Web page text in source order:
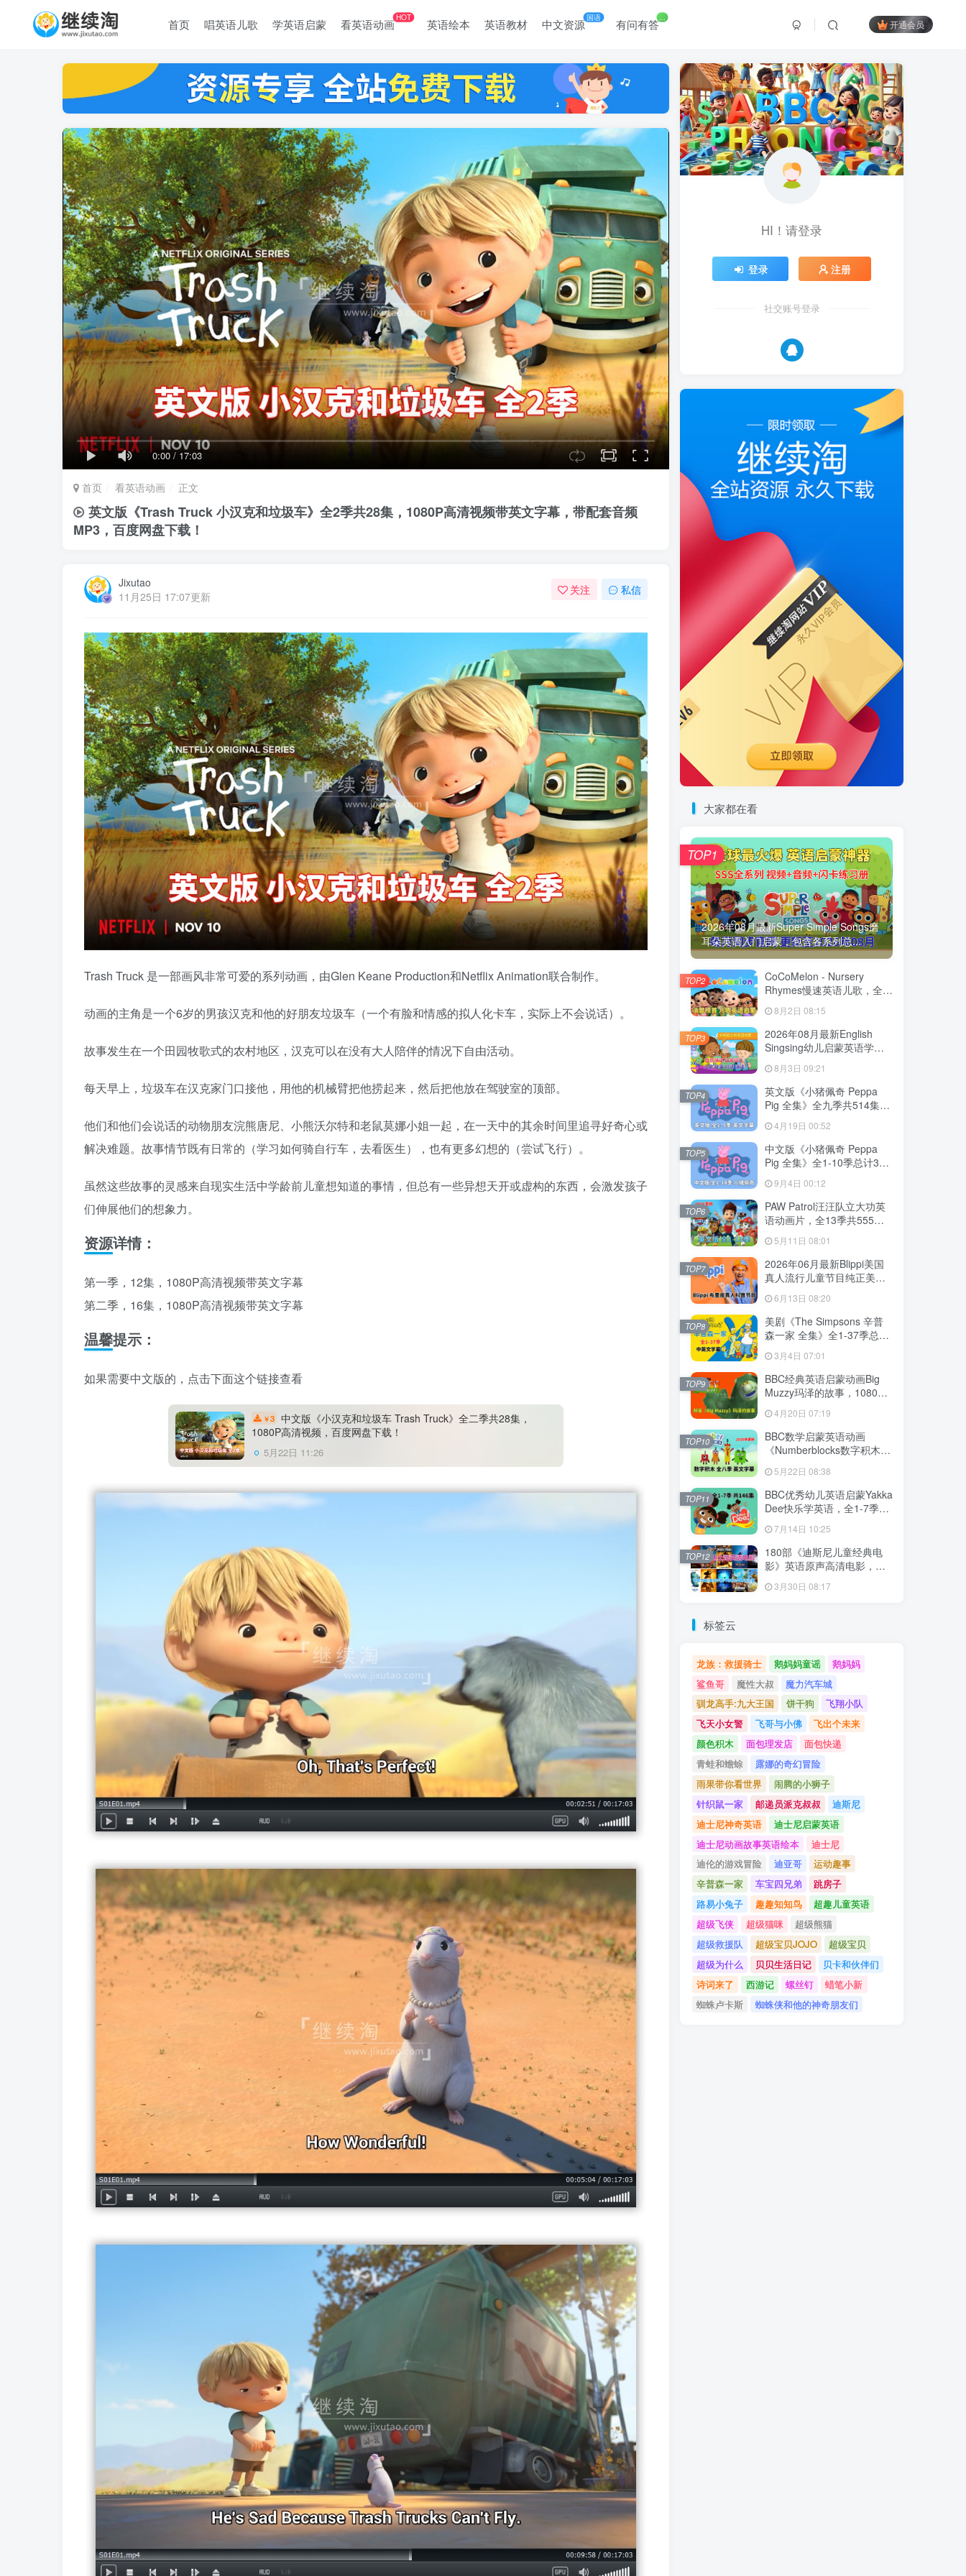
首页 唱英语儿歌 学英语启蒙 看英语动画HOT 英语绘本 英语教材 中文资源国语 有问有答 开通会员
0:00 / 17:03
首页 看英语动画 正文
英文版《Trash Truck 小汉克和垃圾车》全2季共28集，1080P高清视频带英文字幕，带配套音频
MP3，百度网盘下载！
Jixutao
11月25日 17:07更新
关注 私信
Trash Truck 是一部画风非常可爱的系列动画，由Glen Keane Production和Netflix Animation联合制作。
动画的主角是一个6岁的男孩汉克和他的好朋友垃圾车（一个有脸和情感的拟人化卡车，实际上不会说话）。
故事发生在一个田园牧歌式的农村地区，汉克可以在没有大人陪伴的情况下自由活动。
每天早上，垃圾车在汉克家门口接他，用他的机械臂把他捞起来，然后把他放在驾驶室的顶部。
他们和他们会说话的动物朋友浣熊唐尼、小熊沃尔特和老鼠莫娜小姐一起，在一天中的其余时间里追寻好奇心或
解决难题。故事情节既有日常的（学习如何骑自行车，去看医生），也有更多幻想的（尝试飞行）。
虽然这些故事的灵感来自现实生活中学龄前儿童想知道的事情，但总有一些异想天开或虚构的东西，会激发孩子
们伸展他们的想象力。
资源详情：
第一季，12集，1080P高清视频带英文字幕
第二季，16集，1080P高清视频带英文字幕
温馨提示：
如果需要中文版的，点击下面这个链接查看
￥3 中文版《小汉克和垃圾车 Trash Truck》全二季共28集，
1080P高清视频，百度网盘下载！
5月22日 11:26
HI！请登录
登录 注册
社交账号登录
大家都在看
2026年08月最新Super Simple Songs磨
耳朵英语入门启蒙，包含各系列总...
TOP1
CoCoMelon - Nursery
Rhymes慢速英语儿歌，全
带英文字幕，带音频MP3，
百度网盘下载！
8月2日 08:15
TOP2
2026年08月最新English
Singsing幼儿启蒙英语学习
等，全1364集+，1080P高
清视频带英文字幕，百度网
盘下载！
8月3日 09:21
TOP3
英文版《小猪佩奇 Peppa
Pig 全集》全九季共514集，
幕，带配套音频MP3，百度
网盘下载！
4月19日 00:52
TOP4
中文版《小猪佩奇 Peppa
Pig 全集》全1-10季总计394
网盘下载！
9月4日 00:12
TOP5
PAW Patrol汪汪队立大功英
语动画片，全13季共555
集，1080P高清视频带英文
字幕，带配套音频MP3，百
度网盘下载！
5月11日 08:01
TOP6
2026年06月最新Blippi美国
真人流行儿童节目纯正美式
英语启蒙学习，1008集+，
1080P高清视频带英文字
幕，百度网盘下载！
6月13日 08:20
TOP7
美剧《The Simpsons 辛普
森一家 全集》全1-37季总共
802集，英语带中英文字幕，
百度网盘下载！
3月4日 07:01
TOP8
BBC经典英语启蒙动画Big
Muzzy玛泽的故事，1080P
高清视频带英文字幕，全套
英文版和中文版+游戏+PDF
教材+卡片，百度网盘下载！
4月20日 07:19
TOP9
BBC数学启蒙英语动画
《Numberblocks数字积木》
198集，1080P高清视频带英
文字幕，百度网盘下载！
5月22日 08:38
TOP10
BBC优秀幼儿英语启蒙Yakka
Dee快乐学英语，全1-7季共
文字幕，带音频MP3，百度
网盘下载！
7月14日 10:25
TOP11
180部《迪斯尼儿童经典电
影》英语原声高清电影，中
下载！
3月30日 08:17
TOP12
标签云
龙族：救援骑士 鹅妈妈童谣
鹅妈妈
鲨鱼哥
魔性大叔
魔力汽车城
驯龙高手:九大王国
饼干狗
飞翔小队
飞天小女警
飞哥与小佛
飞出个未来
颜色积木
面包理发店
面包快递
青蛙和蟾蜍
露娜的奇幻冒险
雨果带你看世界
闹腾的小狮子
针织鼠一家
邮递员派克叔叔
迪斯尼
迪士尼神奇英语
迪士尼启蒙英语
迪士尼动画故事英语绘本
迪士尼
迪伦的游戏冒险
迪亚哥
运动趣事
辛普森一家
车宝四兄弟
跳房子
路易小兔子
趣趣知知鸟
超趣儿童英语
超级飞侠
超级猫咪
超级熊猫
超级救援队
超级宝贝JOJO
超级宝贝
超级为什么
贝贝生活日记
贝卡和伙伴们
诗词来了
西游记 螺丝钉
蜡笔小新
蜘蛛卢卡斯
蜘蛛侠和他的神奇朋友们